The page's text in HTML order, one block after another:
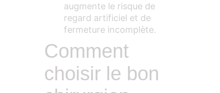
augmente le risque de
regard artificiel et de
fermeture incomplète.
Comment
choisir le bon